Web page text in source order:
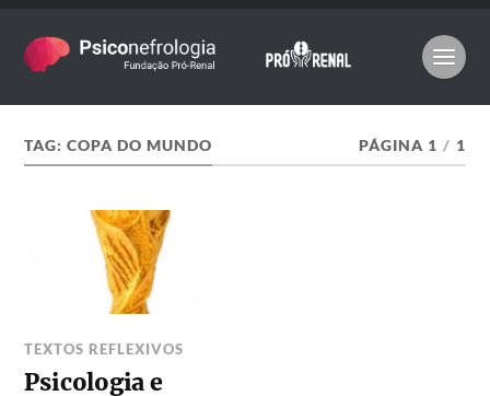
TAG:COPA DO MUNDO PÁGINA 1 / 1
TEXTOS REFLEXIVOS
Psicologia e